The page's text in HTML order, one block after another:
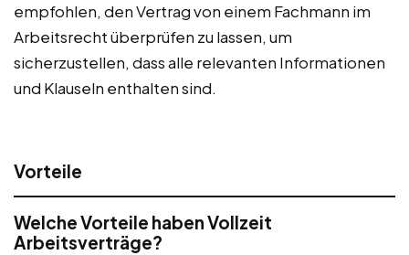
empfohlen, den Vertrag von einem Fachmann im
Arbeitsrecht überprüfen zu lassen, um
sicherzustellen, dass alle relevanten Informationen
und Klauseln enthalten sind.
Vorteile
Welche Vorteile haben Vollzeit
Arbeitsverträge?